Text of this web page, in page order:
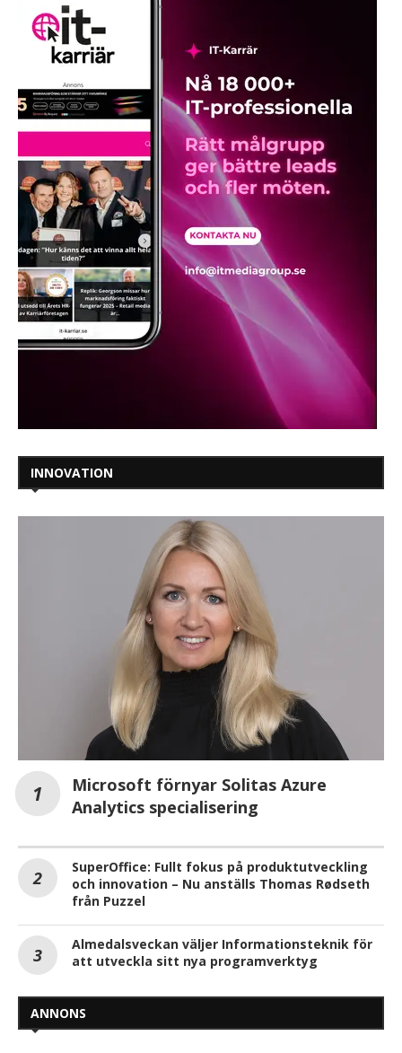
INNOVATION
Microsoft förnyar Solitas Azure
Analytics specialisering
SuperOffice: Fullt fokus på produktutveckling
och innovation – Nu anställs Thomas Rødseth
från Puzzel
Almedalsveckan väljer Informationsteknik för
att utveckla sitt nya programverktyg
ANNONS